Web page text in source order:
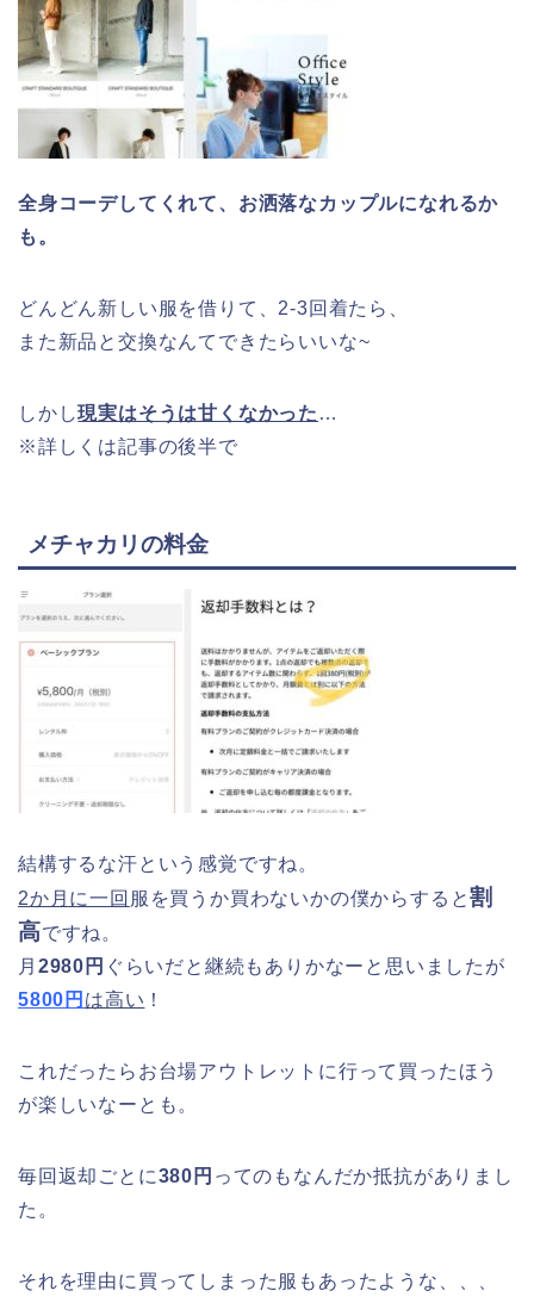
全身コーデしてくれて、お洒落なカップルになれるか
も。
どんどん新しい服を借りて、2-3回着たら、
また新品と交換なんてできたらいいな~
しかし現実はそうは甘くなかった …
※詳しくは記事の後半で
メチャカリの料金
結構するな汗という感覚ですね。
2か月に一回 服を買うか買わないかの僕からすると割
高ですね。
月 2980円 ぐらいだと継続もありかなーと思いましたが
5800円 は高い ！
これだったらお台場アウトレットに行って買ったほう
が楽しいなーとも。
毎回返却ごとに380円 ってのもなんだか抵抗がありまし
た。
それを理由に買ってしまった服もあったような、、、